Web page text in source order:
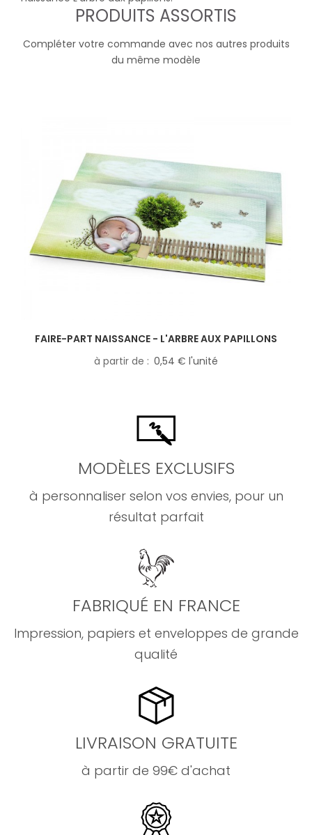
PRODUITS ASSORTIS
Compléter votre commande avec nos autres produits
du même modèle
FAIRE-PART NAISSANCE - L'ARBRE AUX PAPILLONS
à partir de
0,54 € l'unité
MODÈLES EXCLUSIFS
à personnaliser selon vos envies, pour un
résultat parfait
FABRIQUÉ EN FRANCE
Impression, papiers et enveloppes de grande
qualité
LIVRAISON GRATUITE
à partir de 99€ d'achat